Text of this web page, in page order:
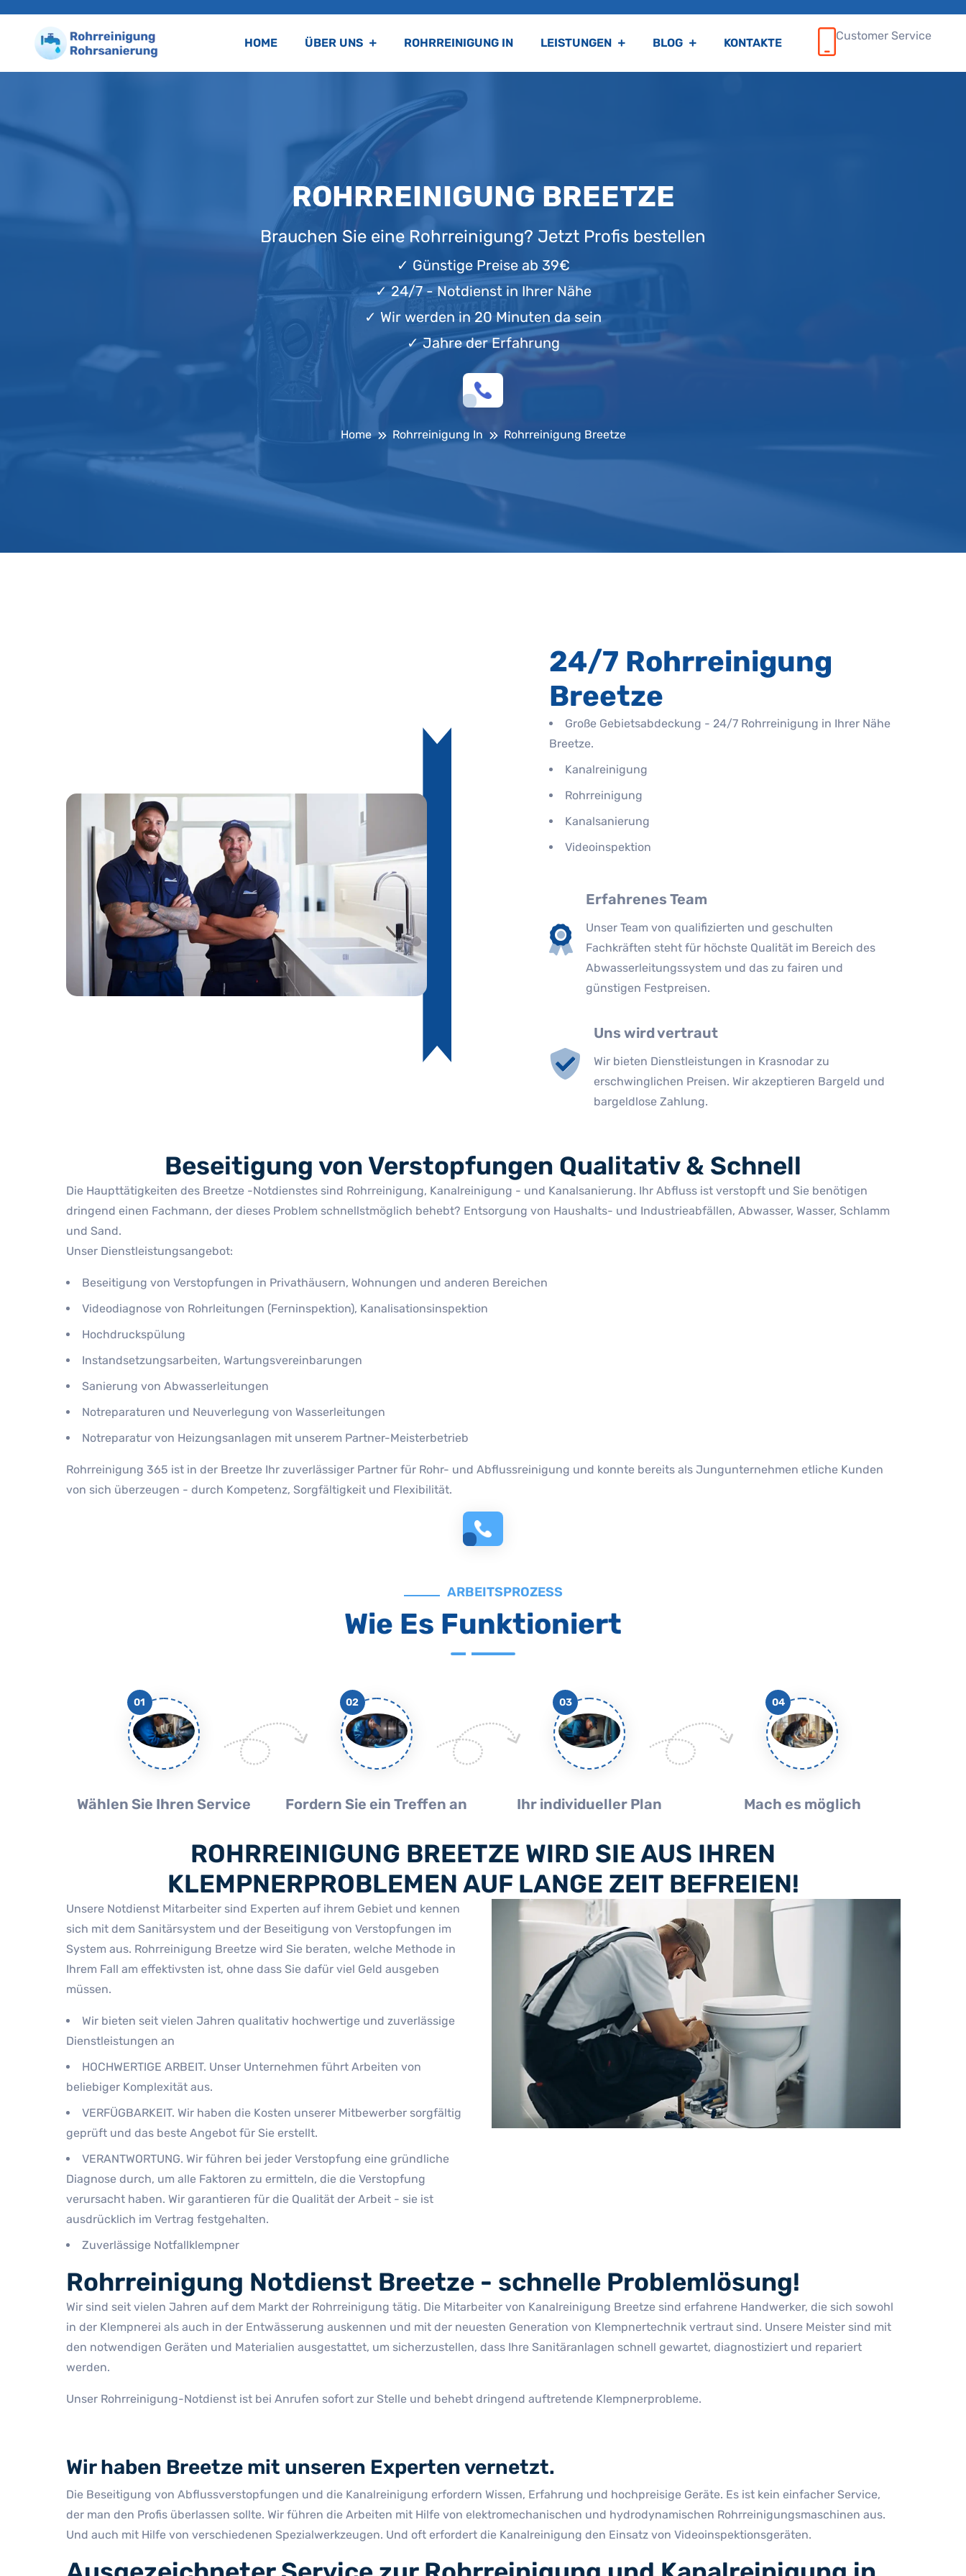
HOME ÜBER UNS ROHRREINIGUNG IN LEISTUNGEN BLOG KONTAKTE
Customer Service
ROHRREINIGUNG BREETZE
Brauchen Sie eine Rohrreinigung? Jetzt Profis bestellen
✓ Günstige Preise ab 39€
✓24/7 - Notdienst in Ihrer Nähe
✓ Wir werden in 20 Minuten da sein
✓Jahre der Erfahrung
Home Rohrreinigung In Rohrreinigung Breetze
24/7 Rohrreinigung
Breetze
Große Gebietsabdeckung - 24/7 Rohrreinigung in Ihrer Nähe
Breetze.
Kanalreinigung
Rohrreinigung
Kanalsanierung
Videoinspektion
Erfahrenes Team
Unser Team von qualifizierten und geschulten
Fachkräften steht für höchste Qualität im Bereich des
Abwasserleitungssystem und das zu fairen und
günstigen Festpreisen.
Uns wird vertraut
Wir bieten Dienstleistungen in Krasnodar zu
erschwinglichen Preisen. Wir akzeptieren Bargeld und
bargeldlose Zahlung.
Beseitigung von Verstopfungen Qualitativ & Schnell
Die Haupttätigkeiten des Breetze -Notdienstes sind Rohrreinigung, Kanalreinigung - und Kanalsanierung. Ihr Abfluss ist verstopft und Sie benötigen
dringend einen Fachmann, der dieses Problem schnellstmöglich behebt? Entsorgung von Haushalts- und Industrieabfällen, Abwasser, Wasser, Schlamm
und Sand.
Unser Dienstleistungsangebot:
Beseitigung von Verstopfungen in Privathäusern, Wohnungen und anderen Bereichen
Videodiagnose von Rohrleitungen (Ferninspektion), Kanalisationsinspektion
Hochdruckspülung
Instandsetzungsarbeiten, Wartungsvereinbarungen
Sanierung von Abwasserleitungen
Notreparaturen und Neuverlegung von Wasserleitungen
Notreparatur von Heizungsanlagen mit unserem Partner-Meisterbetrieb
Rohrreinigung 365 ist in der Breetze Ihr zuverlässiger Partner für Rohr- und Abflussreinigung und konnte bereits als Jungunternehmen etliche Kunden
von sich überzeugen - durch Kompetenz, Sorgfältigkeit und Flexibilität.
ARBEITSPROZESS
Wie Es Funktioniert
01
Wählen Sie Ihren Service
02
Fordern Sie ein Treffen an
03
Ihr individueller Plan
04
Mach es möglich
ROHRREINIGUNG BREETZE WIRD SIE AUS IHREN
KLEMPNERPROBLEMEN AUF LANGE ZEIT BEFREIEN!
Unsere Notdienst Mitarbeiter sind Experten auf ihrem Gebiet und kennen
sich mit dem Sanitärsystem und der Beseitigung von Verstopfungen im
System aus. Rohrreinigung Breetze wird Sie beraten, welche Methode in
Ihrem Fall am effektivsten ist, ohne dass Sie dafür viel Geld ausgeben
müssen.
Wir bieten seit vielen Jahren qualitativ hochwertige und zuverlässige
Dienstleistungen an
HOCHWERTIGE ARBEIT. Unser Unternehmen führt Arbeiten von
beliebiger Komplexität aus.
VERFÜGBARKEIT. Wir haben die Kosten unserer Mitbewerber sorgfältig
geprüft und das beste Angebot für Sie erstellt.
VERANTWORTUNG. Wir führen bei jeder Verstopfung eine gründliche
Diagnose durch, um alle Faktoren zu ermitteln, die die Verstopfung
verursacht haben. Wir garantieren für die Qualität der Arbeit - sie ist
ausdrücklich im Vertrag festgehalten.
Zuverlässige Notfallklempner
Rohrreinigung Notdienst Breetze - schnelle Problemlösung!
Wir sind seit vielen Jahren auf dem Markt der Rohrreinigung tätig. Die Mitarbeiter von Kanalreinigung Breetze sind erfahrene Handwerker, die sich sowohl
in der Klempnerei als auch in der Entwässerung auskennen und mit der neuesten Generation von Klempnertechnik vertraut sind. Unsere Meister sind mit
den notwendigen Geräten und Materialien ausgestattet, um sicherzustellen, dass Ihre Sanitäranlagen schnell gewartet, diagnostiziert und repariert
werden.
Unser Rohrreinigung-Notdienst ist bei Anrufen sofort zur Stelle und behebt dringend auftretende Klempnerprobleme.
Wir haben Breetze mit unseren Experten vernetzt.
Die Beseitigung von Abflussverstopfungen und die Kanalreinigung erfordern Wissen, Erfahrung und hochpreisige Geräte. Es ist kein einfacher Service,
der man den Profis überlassen sollte. Wir führen die Arbeiten mit Hilfe von elektromechanischen und hydrodynamischen Rohrreinigungsmaschinen aus.
Und auch mit Hilfe von verschiedenen Spezialwerkzeugen. Und oft erfordert die Kanalreinigung den Einsatz von Videoinspektionsgeräten.